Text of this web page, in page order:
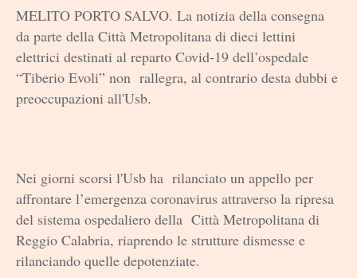
MELITO PORTO SALVO. La notizia della consegna
da parte della Città Metropolitana di dieci lettini
elettrici destinati al reparto Covid-19 dell’ospedale
“Tiberio Evoli” non rallegra, al contrario desta dubbi e
preoccupazioni all'Usb.
Nei giorni scorsi l'Usb ha rilanciato un appello per
affrontare l’emergenza coronavirus attraverso la ripresa
del sistema ospedaliero della Città Metropolitana di
Reggio Calabria, riaprendo le strutture dismesse e
rilanciando quelle depotenziate.